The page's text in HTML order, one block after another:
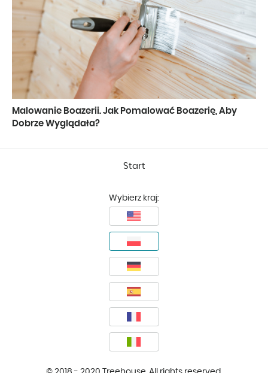
Malowanie Boazerii. Jak Pomalować Boazerię, Aby
Dobrze Wyglądała?
Start
Wybierz kraj: